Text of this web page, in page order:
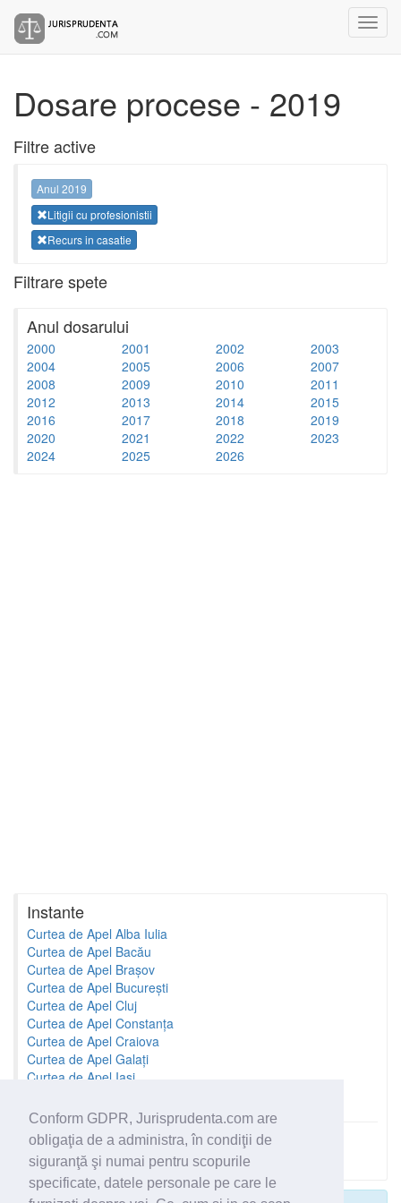
Conform GDPR, Jurisprudenta.com are
obligaţia de a administra, în condiţii de
siguranţă şi numai pentru scopurile
specificate, datele personale pe care le
Dosare procese - 2019
Filtre active
Anul 2019
Litigii cu profesionistii
Recurs in casatie
Filtrare spete
Anul dosarului
2000 2001 2002
2003
2004
2005 2006
2007
2008
2009 2010
2011
2012
2013 2014
2015
2016
2017 2018
2019
2020
2021 2022
2023
2024
2025 2026
Instante
Curtea de Apel Alba Iulia
Curtea de Apel Bacău
Curtea de Apel Brașov
Curtea de Apel București
Curtea de Apel Cluj
Curtea de Apel Constanța
Curtea de Apel Craiova
Curtea de Apel Galați
Curtea de Apel Iași
Toate instantele